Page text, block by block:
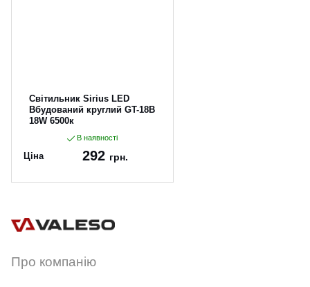
Світильник Sirius LED
Вбудований круглий GT-18B
18W 6500к
В наявності
Ціна 292 грн.
Про компанію